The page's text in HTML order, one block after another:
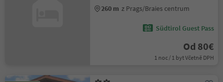
260 m z Prags/Braies centrum
Südtirol Guest Pass
Od 80€
1 noc / 1 byt Včetně DPH